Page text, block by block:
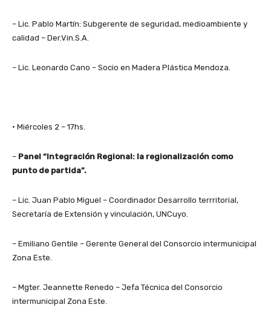
– Lic. Pablo Martín: Subgerente de seguridad, medioambiente y
calidad – Der.Vin.S.A.
– Lic. Leonardo Cano – Socio en Madera Plástica Mendoza.
• Miércoles 2 – 17hs.
– Panel “Integración Regional: la regionalización como
punto de partida”.
– Lic. Juan Pablo Miguel – Coordinador Desarrollo terrritorial,
Secretaría de Extensión y vinculación, UNCuyo.
– Emiliano Gentile – Gerente General del Consorcio intermunicipal
Zona Este.
– Mgter. Jeannette Renedo – Jefa Técnica del Consorcio
intermunicipal Zona Este.